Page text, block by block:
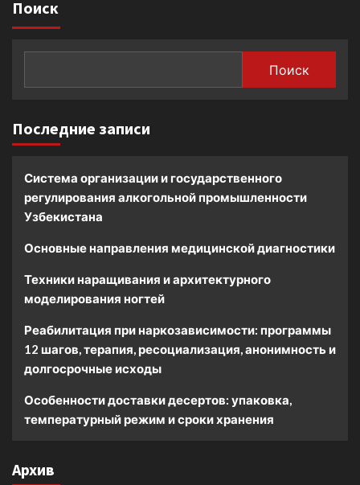
Поиск
Поиск
Последние записи
Система организации и государственного
регулирования алкогольной промышленности
Узбекистана
Основные направления медицинской диагностики
Техники наращивания и архитектурного
моделирования ногтей
Реабилитация при наркозависимости: программы
12 шагов, терапия, ресоциализация, анонимность и
долгосрочные исходы
Особенности доставки десертов: упаковка,
температурный режим и сроки хранения
Архив